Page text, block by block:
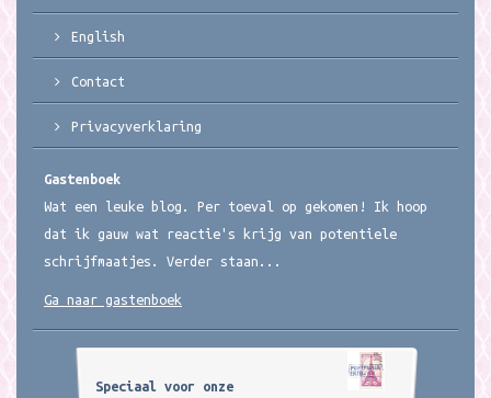
English
Contact
Privacyverklaring
Gastenboek
Wat een leuke blog. Per toeval op gekomen! Ik hoop
dat ik gauw wat reactie's krijg van potentiele
schrijfmaatjes. Verder staan...
Ga naar gastenboek
Speciaal voor onze